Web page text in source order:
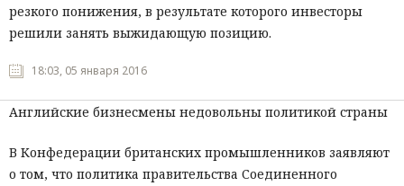
резкого понижения, в результате которого инвесторы
решили занять выжидающую позицию.
18:03, 05 января 2016
Английские бизнесмены недовольны политикой страны
В Конфедерации британских промышленников заявляют
о том, что политика правительства Соединенного